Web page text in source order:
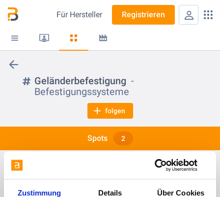
Zustimmung Details Über Cookies
Für Hersteller Registrieren
Geländerbefestigung
Befestigungssysteme
folgen
Spots 2
Ankerschienen von PohlCon